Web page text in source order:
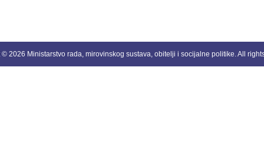
2026 Ministarstvo rada, mirovinskog sustava, obitelji i socijalne politike. All